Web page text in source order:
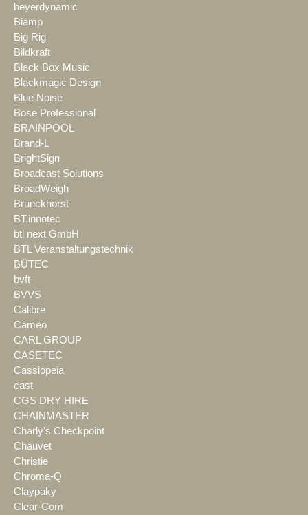
beyerdynamic
Biamp
Big Rig
Bildkraft
Black Box Music
Blackmagic Design
Blue Noise
Bose Professional
BRAINPOOL
Brand-L
BrightSign
Broadcast Solutions
BroadWeigh
Brunckhorst
BT.innotec
btl next GmbH
BTL Veranstaltungstechnik
BÜTEC
bvft
BVVS
Calibre
Cameo
CARL GROUP
CASETEC
Cassiopeia
cast
CGS DRY HIRE
CHAINMASTER
Charly's Checkpoint
Chauvet
Christie
Chroma-Q
Claypaky
Clear-Com